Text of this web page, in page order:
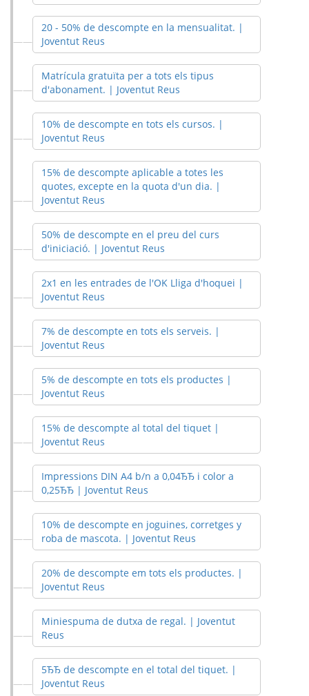
20 - 50% de descompte en la mensualitat. |
Joventut Reus
Matrícula gratuïta per a tots els tipus
d'abonament. | Joventut Reus
10% de descompte en tots els cursos. |
Joventut Reus
15% de descompte aplicable a totes les
quotes, excepte en la quota d'un dia. |
Joventut Reus
50% de descompte en el preu del curs
d'iniciació. | Joventut Reus
2x1 en les entrades de l'OK Lliga d'hoquei |
Joventut Reus
7% de descompte en tots els serveis. |
Joventut Reus
5% de descompte en tots els productes |
Joventut Reus
15% de descompte al total del tiquet |
Joventut Reus
Impressions DIN A4 b/n a 0,04ЂЂ i color a
0,25ЂЂ | Joventut Reus
10% de descompte en joguines, corretges y
roba de mascota. | Joventut Reus
20% de descompte em tots els productes. |
Joventut Reus
Miniespuma de dutxa de regal. | Joventut
Reus
5ЂЂ de descompte en el total del tiquet. |
Joventut Reus